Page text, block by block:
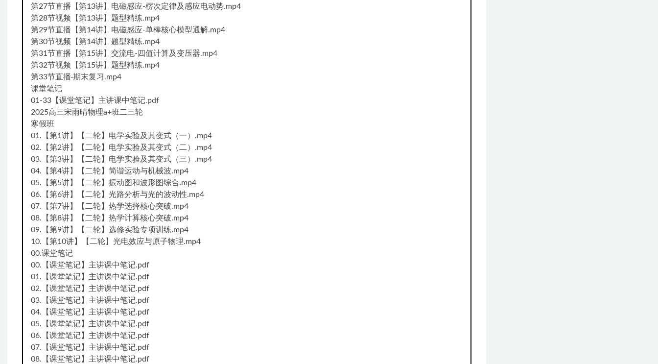
第27节直播【第13讲】电磁感应-楞次定律及感应电动势.mp4
第28节视频【第13讲】题型精练.mp4
第29节直播【第14讲】电磁感应-单棒核心模型通解.mp4
第30节视频【第14讲】题型精练.mp4
第31节直播【第15讲】交流电-四值计算及变压器.mp4
第32节视频【第15讲】题型精练.mp4
第33节直播·期末复习.mp4
课堂笔记
01-33【课堂笔记】主讲课中笔记.pdf
2025高三宋雨晴物理a+班二三轮
寒假班
01.【第1讲】【二轮】电学实验及其变式（一）.mp4
02.【第2讲】【二轮】电学实验及其变式（二）.mp4
03.【第3讲】【二轮】电学实验及其变式（三）.mp4
04.【第4讲】【二轮】简谐运动与机械波.mp4
05.【第5讲】【二轮】振动图和波形图综合.mp4
06.【第6讲】【二轮】光路分析与光的波动性.mp4
07.【第7讲】【二轮】热学选择核心突破.mp4
08.【第8讲】【二轮】热学计算核心突破.mp4
09.【第9讲】【二轮】选修实验专项训练.mp4
10.【第10讲】【二轮】光电效应与原子物理.mp4
00.课堂笔记
00.【课堂笔记】主讲课中笔记.pdf
01.【课堂笔记】主讲课中笔记.pdf
02.【课堂笔记】主讲课中笔记.pdf
03.【课堂笔记】主讲课中笔记.pdf
04.【课堂笔记】主讲课中笔记.pdf
05.【课堂笔记】主讲课中笔记.pdf
06.【课堂笔记】主讲课中笔记.pdf
07.【课堂笔记】主讲课中笔记.pdf
08.【课堂笔记】主讲课中笔记.pdf